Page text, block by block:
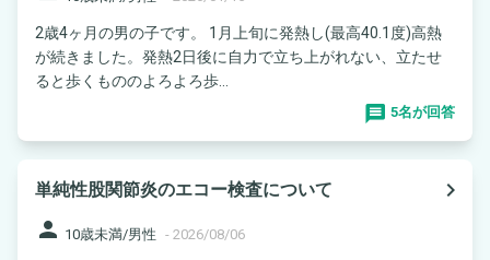
2歳4ヶ月の男の子です。 1月上旬に発熱し(最高40.1度)高熱
が続きました。発熱2日後に自力で立ち上がれない、立たせ
ると歩くもののよろよろ歩...
5名が回答
単純性股関節炎のエコー検査について
navigate_next
person 10歳未満/男性 - 2026/08/06